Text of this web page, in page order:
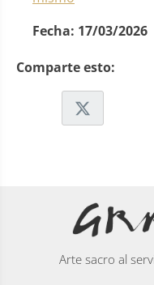
Fecha: 17/03/2026
Comparte esto:
Arte sacro al